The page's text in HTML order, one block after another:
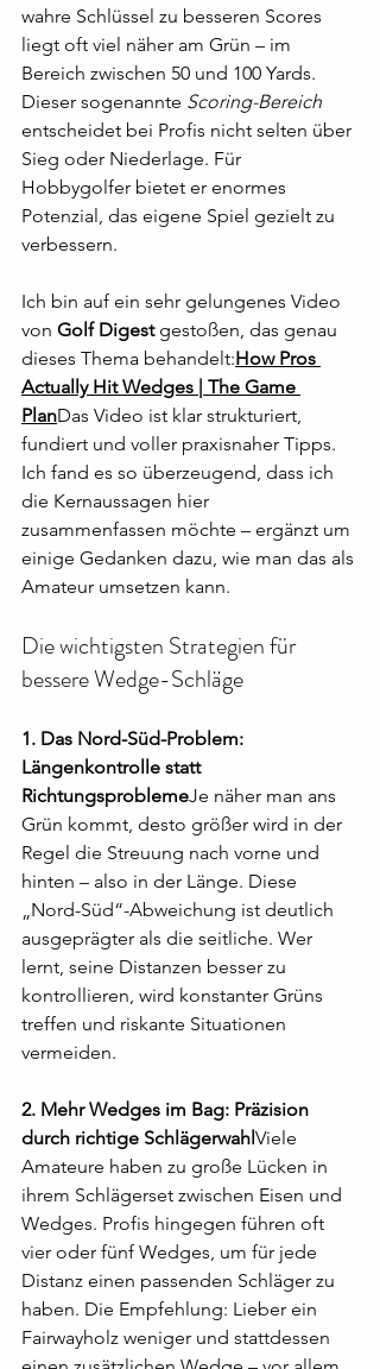
wahre Schlüssel zu besseren Scores
liegt oft viel näher am Grün – im
Bereich zwischen 50 und 100 Yards.
Dieser sogenannte Scoring-Bereich
entscheidet bei Profis nicht selten über
Sieg oder Niederlage. Für
Hobbygolfer bietet er enormes
Potenzial, das eigene Spiel gezielt zu
verbessern.
Ich bin auf ein sehr gelungenes Video
von Golf Digest gestoßen, das genau
dieses Thema behandelt:How Pros
Actually Hit Wedges | The Game
PlanDas Video ist klar strukturiert,
fundiert und voller praxisnaher Tipps.
Ich fand es so überzeugend, dass ich
die Kernaussagen hier
zusammenfassen möchte – ergänzt um
einige Gedanken dazu, wie man das als
Amateur umsetzen kann.
Die wichtigsten Strategien für
bessere Wedge-Schläge
1. Das Nord-Süd-Problem:
Längenkontrolle statt
RichtungsproblemeJe näher man ans
Grün kommt, desto größer wird in der
Regel die Streuung nach vorne und
hinten – also in der Länge. Diese
„Nord-Süd“-Abweichung ist deutlich
ausgeprägter als die seitliche. Wer
lernt, seine Distanzen besser zu
kontrollieren, wird konstanter Grüns
treffen und riskante Situationen
vermeiden.
2. Mehr Wedges im Bag: Präzision
durch richtige SchlägerwahlViele
Amateure haben zu große Lücken in
ihrem Schlägerset zwischen Eisen und
Wedges. Profis hingegen führen oft
vier oder fünf Wedges, um für jede
Distanz einen passenden Schläger zu
haben. Die Empfehlung: Lieber ein
Fairwayholz weniger und stattdessen